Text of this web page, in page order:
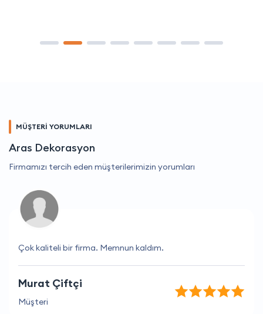
MÜŞTERİ YORUMLARI
Aras Dekorasyon
Firmamızı tercih eden müşterilerimizin yorumları
Çok kaliteli bir firma. Memnun kaldım.
Murat Çiftçi
Müşteri